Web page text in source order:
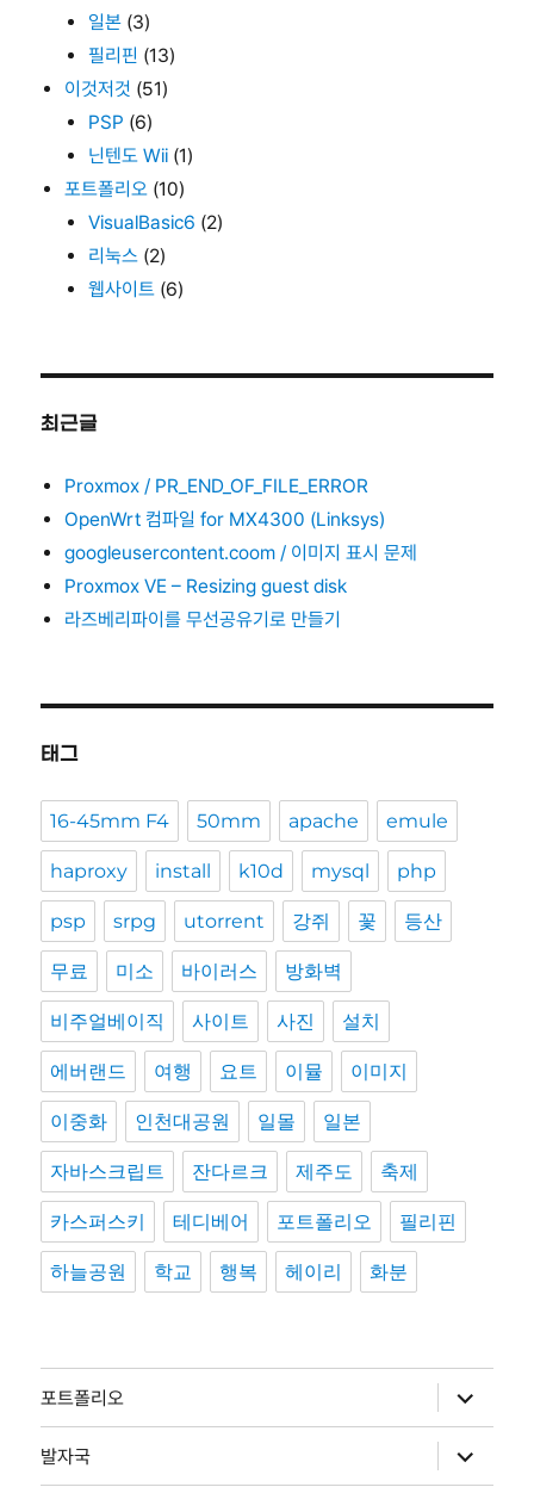
일본 (3)
필리핀 (13)
이것저것 (51)
PSP (6)
닌텐도 Wii (1)
포트폴리오 (10)
VisualBasic6 (2)
리눅스 (2)
웹사이트 (6)
최근글
Proxmox / PR_END_OF_FILE_ERROR
OpenWrt 컴파일 for MX4300 (Linksys)
googleusercontent.coom / 이미지 표시 문제
Proxmox VE – Resizing guest disk
라즈베리파이를 무선공유기로 만들기
태그
16-45mm F4 50mm apache emule
haproxy install k10d mysql php
psp srpg utorrent 강쥐 꽃 등산
무료 미소 바이러스 방화벽
비주얼베이직 사이트 사진 설치
에버랜드 여행 요트 이뮬 이미지
이중화 인천대공원 일몰 일본
자바스크립트 잔다르크 제주도 축제
카스퍼스키 테디베어 포트폴리오 필리핀
하늘공원 학교 행복 헤이리 화분
포트폴리오
위
메
뉴
확
발자국
위